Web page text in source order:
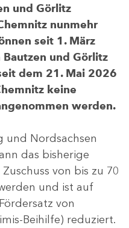
und Görlitz
nunmehr
seit 1. März
und Görlitz
dem 21. Mai 2026
keine
werden.
und Nordsachsen
das bisherige
von bis zu 70
und ist auf
von
Beihilfe) reduziert.